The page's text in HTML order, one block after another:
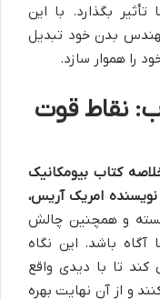
بگذارد. با این
بدن خود تبدیل
را هموار سازد.
نقاط قوت
کتاب بیومکانیک
امریک آریس،
و همچنین چالش
باشد. این نگاه
کند تا با دیدی واقع
و از آن نهایت بهره